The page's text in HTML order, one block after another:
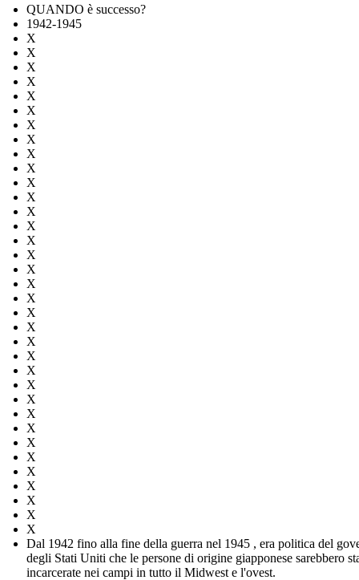
QUANDO è successo?
1942-1945
X
X
X
X
X
X
X
X
X
X
X
X
X
X
X
X
X
X
X
X
X
X
X
X
X
X
X
X
X
X
X
X
X
X
X
Dal 1942 fino alla fine della guerra nel 1945 , era politica del
degli Stati Uniti che le persone di origine giapponese sarebbero
incarcerate nei campi in tutto il Midwest e l'ovest.